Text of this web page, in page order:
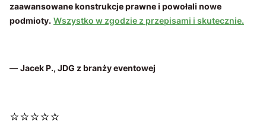
zaawansowane konstrukcje prawne i powołali nowe
podmioty. Wszystko w zgodzie z przepisami i skutecznie.
— Jacek P., JDG z branży eventowej
⭐⭐⭐⭐⭐